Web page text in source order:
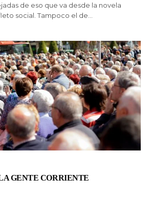
de eso que va desde la novela
social. Tampoco el de…
GENTE CORRIENTE